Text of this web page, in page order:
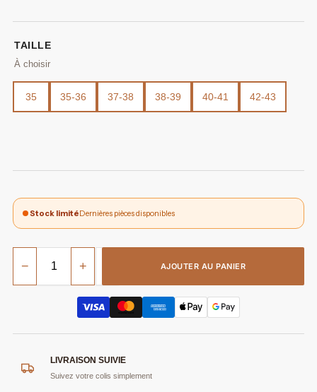
TAILLE
35 35-36 37-38 38-39 40-41 42-43
Stock limitéDernières pièces disponibles
− + AJOUTER AU PANIER
LIVRAISON SUIVIE
Suivez votre colis simplement